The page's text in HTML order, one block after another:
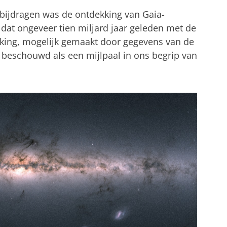
was de ontdekking van Gaia-
ongeveer tien miljard jaar geleden met de
mogelijk gemaakt door gegevens van de
als een mijlpaal in ons begrip van